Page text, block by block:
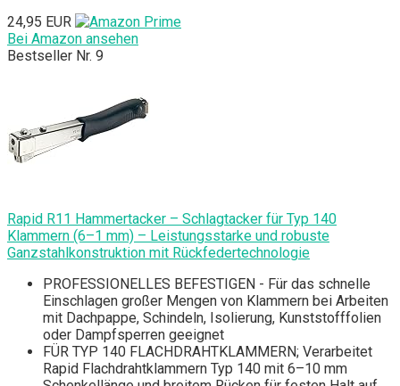
24,95 EUR
Bei Amazon ansehen
Bestseller Nr. 9
Rapid R11 Hammertacker – Schlagtacker für Typ 140
Klammern (6–1 mm) – Leistungsstarke und robuste
Ganzstahlkonstruktion mit Rückfedertechnologie
PROFESSIONELLES BEFESTIGEN - Für das schnelle
Einschlagen großer Mengen von Klammern bei Arbeiten
mit Dachpappe, Schindeln, Isolierung, Kunststofffolien
oder Dampfsperren geeignet
FÜR TYP 140 FLACHDRAHTKLAMMERN; Verarbeitet
Rapid Flachdrahtklammern Typ 140 mit 6–10 mm